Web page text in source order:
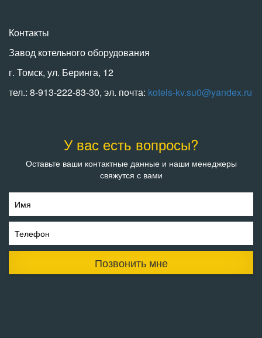
Контакты
Завод котельного оборудования
г. Томск, ул. Беринга, 12
тел.: 8-913-222-83-30, эл. почта: kotels-kv.su0@yandex.ru
У вас есть вопросы?
Оставьте ваши контактные данные и наши менеджеры
свяжутся с вами
Имя
Телефон
Позвонить мне